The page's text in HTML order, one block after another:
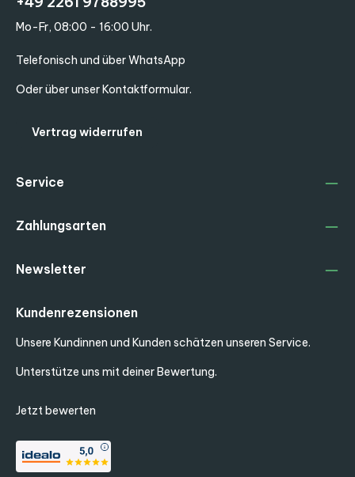
Mo-Fr, 08:00 - 16:00 Uhr.
Telefonisch und über WhatsApp
Oder über unserKontaktformular.
Vertrag widerrufen
Service
Zahlungsarten
Kundenrezensionen
Unsere Kundinnen und Kunden schätzen unseren Service.
Unterstütze uns mit deiner Bewertung.
Jetzt bewerten
Newsletter